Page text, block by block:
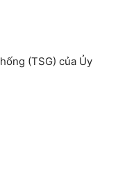
(TSG) của Ủy